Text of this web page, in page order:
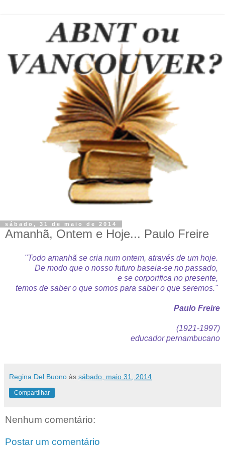
sábado, 31 de maio de 2014
Amanhã, Ontem e Hoje... Paulo Freire
"Todo amanhã se cria num ontem, através de um hoje.
De modo que o nosso futuro baseia-se no passado,
e se corporifica no presente,
temos de saber o que somos para saber o que seremos."
Paulo Freire
(1921-1997)
educador pernambucano
Regina Del Buono às sábado, maio 31, 2014
Compartilhar
Nenhum comentário:
Postar um comentário